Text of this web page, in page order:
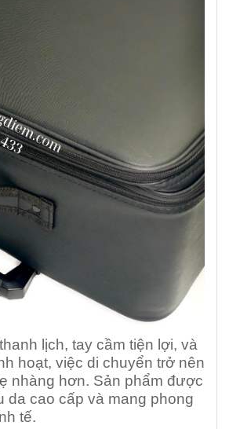
lịch, tay cầm tiện lợi, và
hoạt, việc di chuyển trở nên
nhàng hơn. Sản phẩm được
da cao cấp và mang phong
tế.